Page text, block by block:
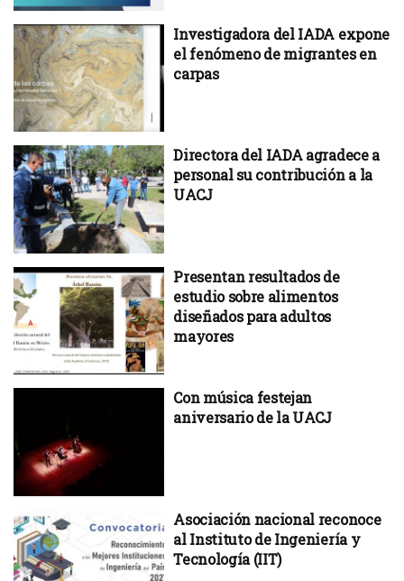
Investigadora del IADA expone
el fenómeno de migrantes en
carpas
Directora del IADA agradece a
personal su contribución a la
UACJ
Presentan resultados de
estudio sobre alimentos
diseñados para adultos
mayores
Con música festejan
aniversario de la UACJ
Asociación nacional reconoce
al Instituto de Ingeniería y
Tecnología (IIT)